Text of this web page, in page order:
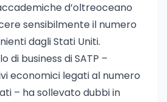
d’oltreoceano
sensibilmente il numero
dagli Stati Uniti.
di business di SATP –
economici legati al numero
– ha sollevato dubbi in